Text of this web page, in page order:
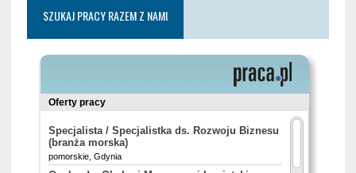
SZUKAJ PRACY RAZEM Z NAMI